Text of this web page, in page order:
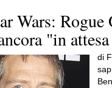
Wars:
"in
di